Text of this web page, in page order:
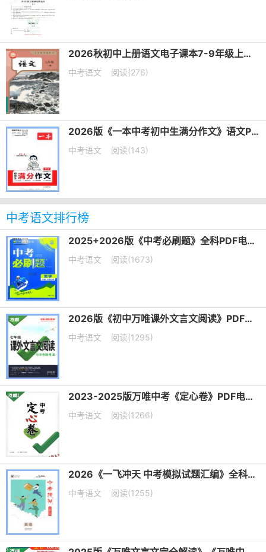
2026秋初中上册语文电子课本7-9年级上册（高清可下载）
中考语文 阅读(276)
2026版《一本中考初中生满分作文》语文PDF电子版下载
中考语文 阅读(143)
中考语文排行榜
2025+2026版《中考必刷题》全科PDF电子版下载
中考语文 阅读(1673)
2026版《初中万唯课外文言文阅读》PDF电子版下载
中考语文 阅读(1295)
2023-2025版万唯中考《定心卷》PDF电子版下载
中考语文 阅读(1266)
2026《一飞冲天 中考模拟试题汇编》全科PDF电子版下载
中考语文 阅读(1255)